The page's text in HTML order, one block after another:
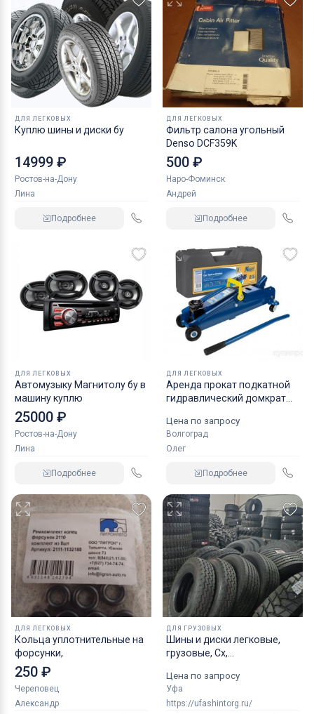
ДЛЯ ЛЕГКОВЫХ
Куплю шины и диски бу
14999 ₽
Ростов-на-Дону
Лина
Подробнее
ДЛЯ ЛЕГКОВЫХ
Фильтр салона угольный
Denso DCF359K
500 ₽
Наро-Фоминск
Андрей
Подробнее
ДЛЯ ЛЕГКОВЫХ
Автомузыку Магнитолу бу в
машину куплю
25000 ₽
Ростов-на-Дону
Лина
Подробнее
ДЛЯ ЛЕГКОВЫХ
Аренда прокат подкатной
гидравлический домкрат
Цена по запросу
Волгоград
Олег
Подробнее
ДЛЯ ЛЕГКОВЫХ
Кольца уплотнительные на
форсунки,
250 ₽
Череповец
Александр
ДЛЯ ГРУЗОВЫХ
Шины и диски легковые,
грузовые, Сх,
Цена по запросу
Уфа
https://ufashintorg.ru/